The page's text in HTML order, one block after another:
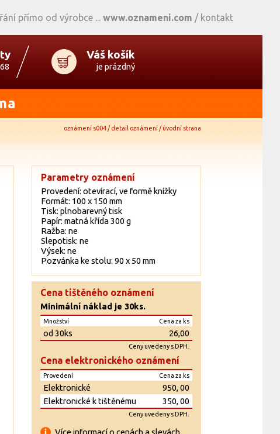
přímo od výrobce www.oznameni.com / kontakt
Váš košík
je prázdný
oznámení s004 / detail oznámení / úvodní strana
Parametry oznámení
Provedení: otevírací, ve formě knížky
Formát: 100 x 150 mm
Tisk: plnobarevný tisk
Papír: matná křída 300 g
Ražba: ne
Slepotisk: ne
Výsek: ne
Pozvánka ke stolu: 90 x 50 mm
Cena tištěného oznámení
Minimální náklad je 30ks.
Množství Cena za ks
od 30ks 26,00
Ceny uvedeny s DPH.
Cena elektronického oznámení
Provedení Cena za ks
Elektronické
950, 00
Elektronické k tištěnému
350, 00
Ceny uvedeny s DPH.
Více informací o cenách a slevách